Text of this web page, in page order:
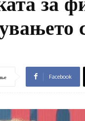
Facebook